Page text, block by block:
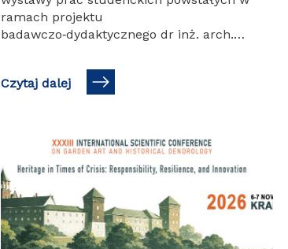
ramach projektu
badawczo‑dydaktycznego dr inż. arch.
współpracy z SPZOZ w Kazimierzy
Wielkiej. Wystawa jest…
Czytaj dalej